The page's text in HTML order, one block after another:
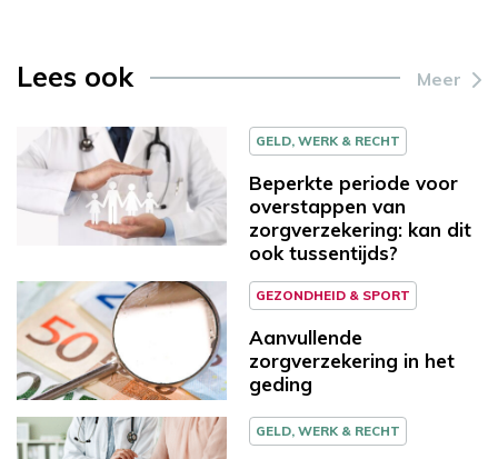
Lees ook Meer
GELD, WERK & RECHT
Beperkte periode voor
overstappen van
zorgverzekering: kan dit
ook tussentijds?
GEZONDHEID & SPORT
Aanvullende
zorgverzekering in het
geding
GELD, WERK & RECHT